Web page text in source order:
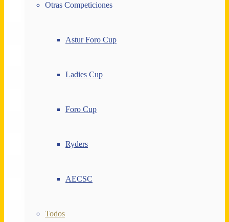
Otras Competiciones
Astur Foro Cup
Ladies Cup
Foro Cup
Ryders
AECSC
Todos